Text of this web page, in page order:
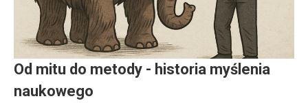
Od mitu do metody - historia myślenia
naukowego